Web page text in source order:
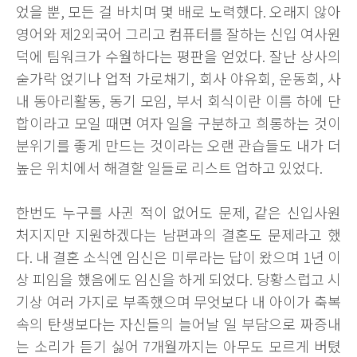
었을 뿐, 모든 걸 바치며 몇 배로 노력했다. 오래지 않아
영어와 제2외국어 그리고 컴퓨터를 잘하는 신입 여사원
덕에 팀워크가 수월하다는 평판을 얻었다. 잘난 상사의
숟가락 얹기나 업적 가로채기, 회사 야유회, 운동회, 사
내 동아리활동, 동기 모임, 부서 회식이란 이름 하에 단
합이라고 모일 때면 여자 일을 구분하고 희롱하는 것이
분위기를 좋게 만드는 것이라는 오랜 관습들도 내가 더
높은 위치에서 해결할 일들로 리스트 업하고 있었다.
한번도 누구를 사귄 적이 없어도 문제, 같은 신입사원
처지지만 지원하겠다는 남편과의 결혼도 문제라고 했
다. 내 결혼 소식엔 임신은 미루라는 답이 왔으며 1년 이
상 피임을 했음에도 임신을 하게 되었다. 당황스럽고 시
기상 여러 가지로 부족했으며 무엇보다 내 아이가 축복
속의 탄생보다는 자신들의 늘어날 일 부담으로 짜증내
는 소리가 듣기 싫어 7개월까지는 아무도 모르게 버텼